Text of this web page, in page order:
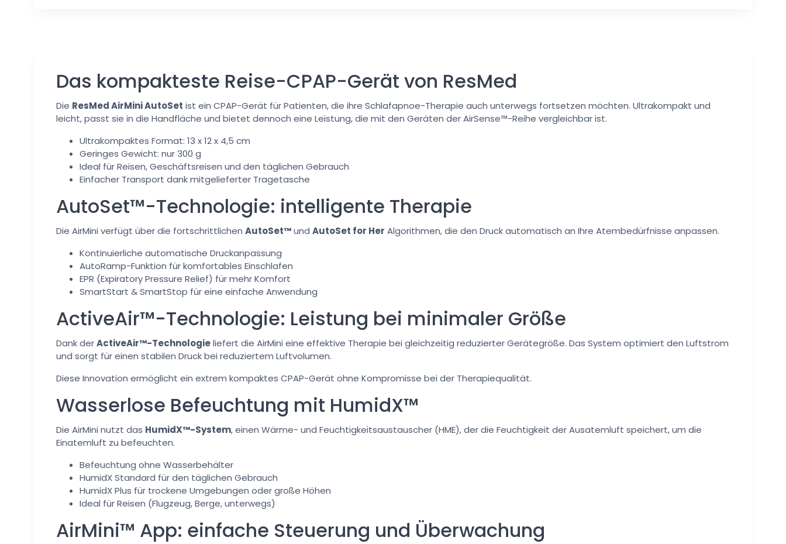
Das kompakteste Reise-CPAP-Gerät von ResMed
Die ResMed AirMini AutoSet ist ein CPAP-Gerät für Patienten, die ihre Schlafapnoe-Therapie auch unterwegs fortsetzen möchten. Ultrakompakt und
leicht, passt sie in die Handfläche und bietet dennoch eine Leistung, die mit den Geräten der AirSense™-Reihe vergleichbar ist.
Ultrakompaktes Format: 13 x 12 x 4,5 cm
Geringes Gewicht: nur 300 g
Ideal für Reisen, Geschäftsreisen und den täglichen Gebrauch
Einfacher Transport dank mitgelieferter Tragetasche
AutoSet™-Technologie: intelligente Therapie
Die AirMini verfügt über die fortschrittlichen AutoSet™und AutoSet for Her Algorithmen, die den Druck automatisch an Ihre Atembedürfnisse anpassen.
Kontinuierliche automatische Druckanpassung
AutoRamp-Funktion für komfortables Einschlafen
EPR (Expiratory Pressure Relief) für mehr Komfort
SmartStart & SmartStop für eine einfache Anwendung
ActiveAir™-Technologie: Leistung bei minimaler Größe
Dank derActiveAir™-Technologieliefert die AirMini eine effektive Therapie bei gleichzeitig reduzierter Gerätegröße. Das System optimiert den Luftstrom
und sorgt für einen stabilen Druck bei reduziertem Luftvolumen.
Diese Innovation ermöglicht ein extrem kompaktes CPAP-Gerät ohne Kompromisse bei der Therapiequalität.
Wasserlose Befeuchtung mit HumidX™
Die AirMini nutzt das HumidX™-System, einen Wärme- und Feuchtigkeitsaustauscher (HME), der die Feuchtigkeit der Ausatemluft speichert, um die
Einatemluft zu befeuchten.
Befeuchtung ohne Wasserbehälter
HumidX Standard für den täglichen Gebrauch
HumidX Plus für trockene Umgebungen oder große Höhen
Ideal für Reisen (Flugzeug, Berge, unterwegs)
AirMini™ App: einfache Steuerung und Überwachung